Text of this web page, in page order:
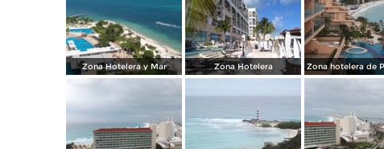
Zona Hotelera y Mar Zona Hotelera